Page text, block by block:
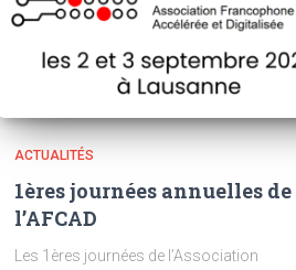
ACTUALITÉS
1ères journées annuelles de
l’AFCAD
Les 1ères journées de l’Association